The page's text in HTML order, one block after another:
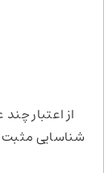
از اعتبار
شناسایی مثبت